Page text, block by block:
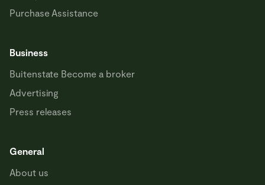
Purchase Assistance
Business
Buitenstate Become a broker
Advertising
Press releases
General
About us